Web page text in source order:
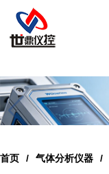
首页 气体分析仪器